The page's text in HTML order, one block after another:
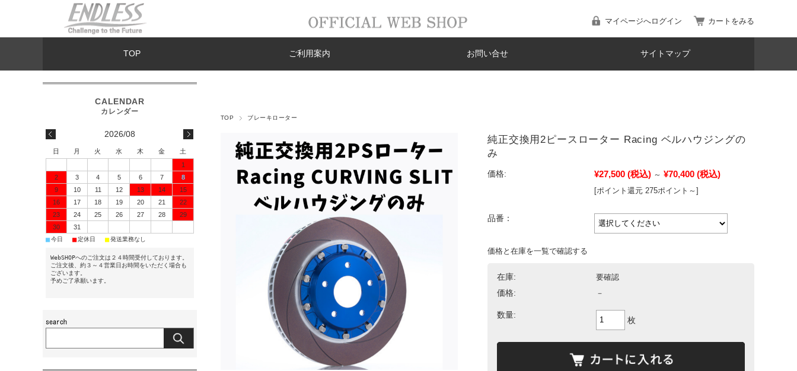
マイページへログイン カートをみる
TOP ご利用案内 お問い合せ サイトマップ
TOP ブレーキローター
純正交換用2ピースローター Racing ベルハウジングの
み
価格: ¥27,500 (税込) ～ ¥70,400 (税込)
[ポイント還元 275ポイント～]
品番：
価格と在庫を一覧で確認する
在庫:
要確認
価格:
－
数量:
枚
2026/08
日 月 火 水 木 金
土
1
2
3 4 5 6 7
8
9
10 11 12 13 14
15
16
17 18 19 20 21
22
23
24 25 26 27 28
29
30
31
■今日 ■定休日 ■発送業務なし
WebSHOPへのご注文は２４時間受付しております。
ご注文後、約３～４営業日お時間をいただく場合も
ございます。
予めご了承願います。